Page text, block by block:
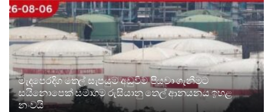
මැදපෙරදිග තෙල් සැපයුම අඩුවීම පියවා ගැනීමට
සයිනොපෙක් සමාගම රුසියානු තෙල් ආනයනය ඉහළ
නංවයි